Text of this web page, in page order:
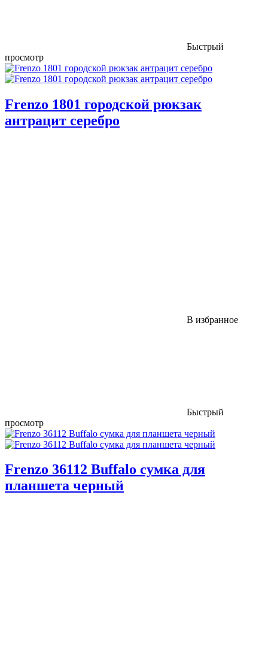
Быстрый
просмотр
Frenzo 1801 городской рюкзак
антрацит серебро
В избранное
Быстрый
просмотр
Frenzo 36112 Buffalo сумка для
планшета черный